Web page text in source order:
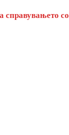
справувањето со